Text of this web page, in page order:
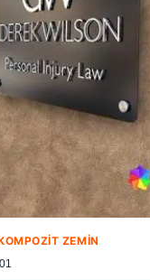
ZEMIN